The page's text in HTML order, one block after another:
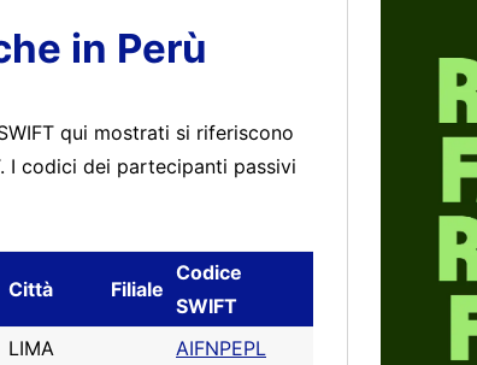
in Perù
qui mostrati si riferiscono
I codici dei partecipanti passivi
Città Filiale
Codice
SWIFT
LIMA
AIFNPEPL